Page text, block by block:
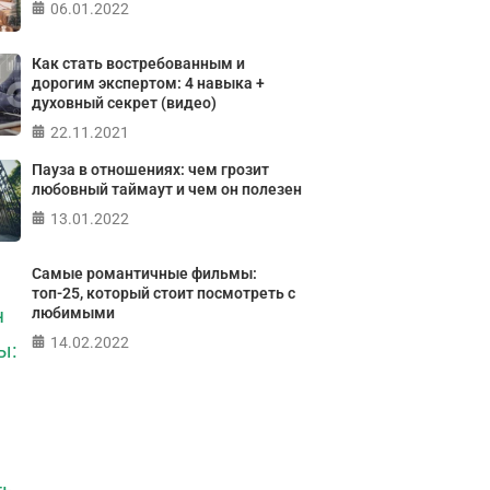
свою
жизнь?
тест на основе шкалы
контроля Джулиана Роттера
ПРОЙТИ ТЕСТ
06.01.2022
Как стать востребованным и
дорогим экспертом: 4 навыка +
духовный секрет (видео)
22.11.2021
Пауза в отношениях: чем грозит
любовный таймаут и чем он полезен
13.01.2022
Самые романтичные фильмы:
топ-25, который стоит посмотреть с
любимыми
14.02.2022